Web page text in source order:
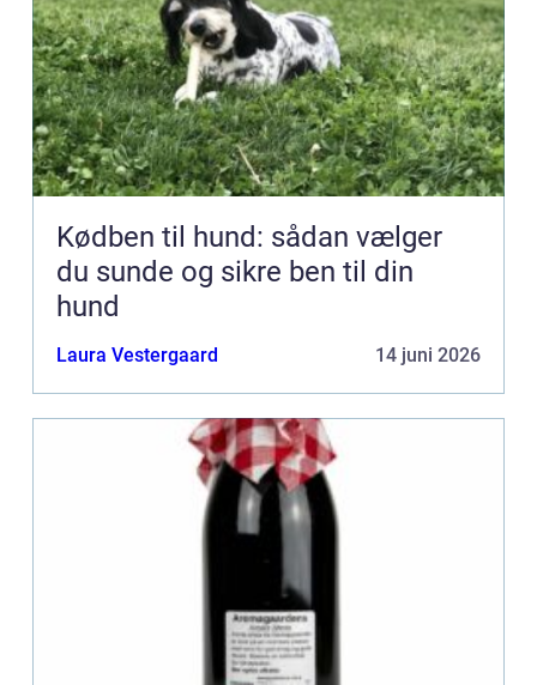
Kødben til hund: sådan vælger
du sunde og sikre ben til din
hund
Laura Vestergaard 14 juni 2026